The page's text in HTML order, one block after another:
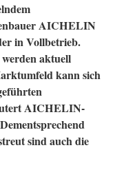
AICHELIN
in Vollbetrieb.
aktuell
kann sich
AICHELIN-
sind auch die